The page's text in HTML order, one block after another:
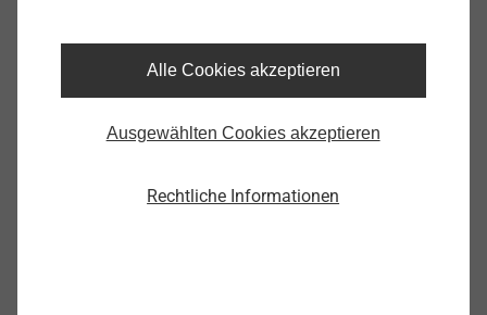
Alle Cookies akzeptieren
Ausgewählten Cookies akzeptieren
Rechtliche Informationen